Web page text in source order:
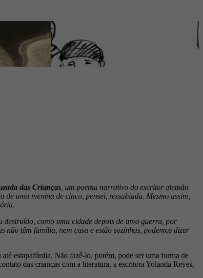
das Crianças , um poema narrativo do escritor alemão
uma menina de cinco, pensei, ressabiada. Mesmo assim,
destruído, como uma cidade depois de uma guerra, por
não têm família, nem casa e estão sozinhas, podemos dizer
estapafúrdia. Não fazê-lo, porém, pode ser uma forma de
das crianças com a literatura, a escritora Yolanda Reyes,